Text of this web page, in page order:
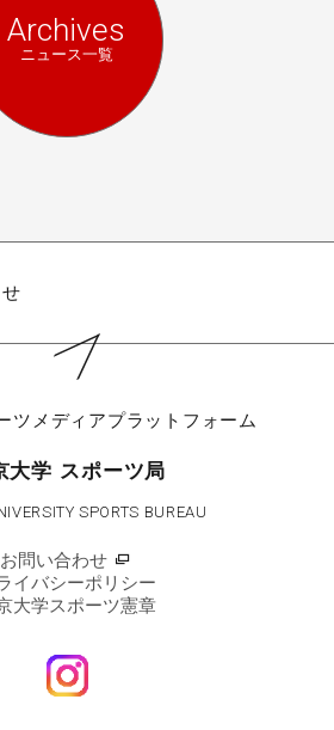
Archives
ニュース一覧
ツメディアプラットフォーム
大学 スポーツ局
SPORTS BUREAU
お問い合わせ
イバシーポリシー
大学スポーツ憲章